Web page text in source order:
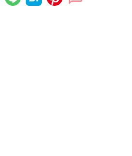
という順番になりました。